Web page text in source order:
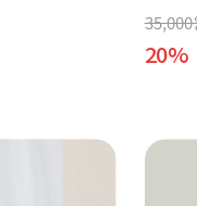
35,000
20%